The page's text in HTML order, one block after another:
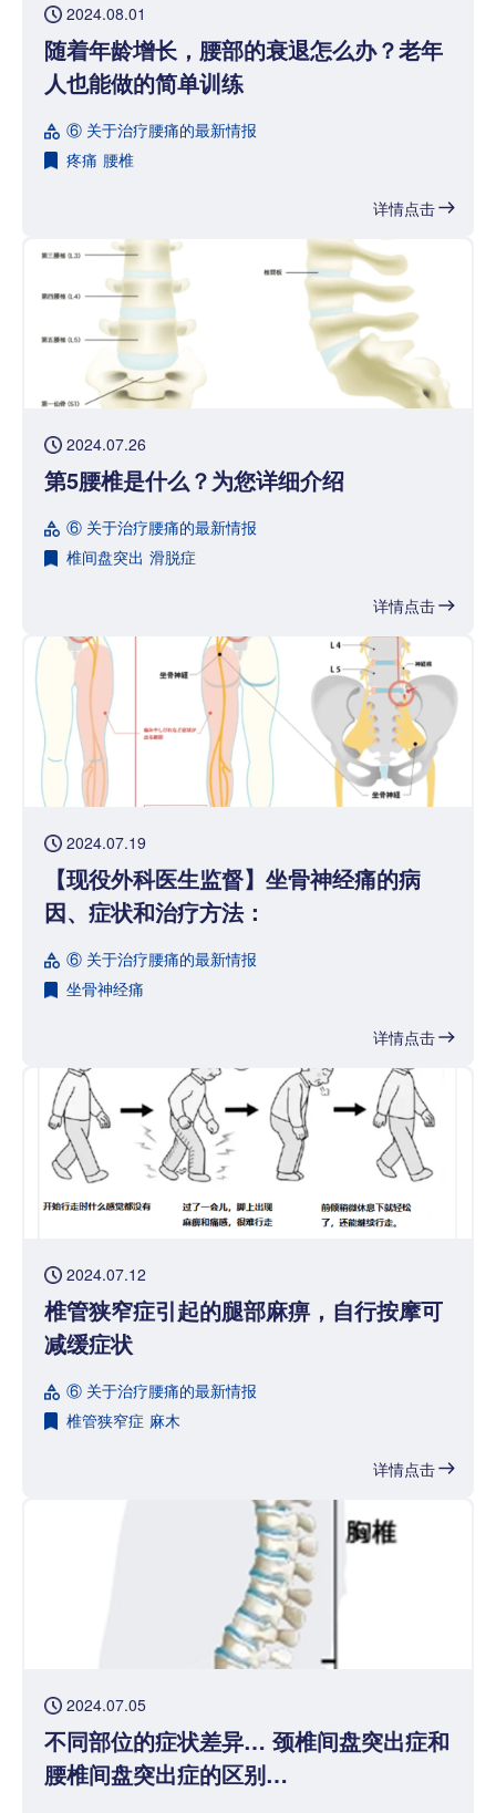
2024.08.01
随着年龄增长，腰部的衰退怎么办？老年
人也能做的简单训练
⑥ 关于治疗腰痛的最新情报
疼痛 腰椎
详情点击
2024.07.26
第5腰椎是什么？为您详细介绍
⑥ 关于治疗腰痛的最新情报
椎间盘突出 滑脱症
详情点击
2024.07.19
【现役外科医生监督】坐骨神经痛的病
因、症状和治疗方法：
⑥ 关于治疗腰痛的最新情报
坐骨神经痛
详情点击
2024.07.12
椎管狭窄症引起的腿部麻痹，自行按摩可
减缓症状
⑥ 关于治疗腰痛的最新情报
椎管狭窄症 麻木
详情点击
2024.07.05
不同部位的症状差异… 颈椎间盘突出症和
腰椎间盘突出症的区别…